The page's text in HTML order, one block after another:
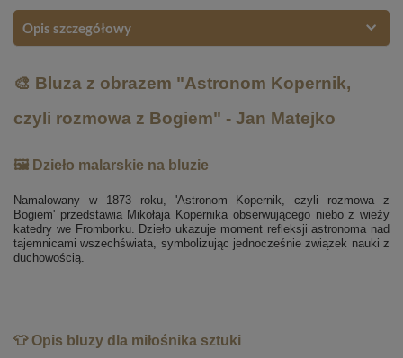
Opis szczegółowy
🎨 Bluza z obrazem "Astronom Kopernik,
czyli rozmowa z Bogiem" - Jan Matejko
🖼️ Dzieło malarskie na bluzie
Namalowany w 1873 roku, 'Astronom Kopernik, czyli rozmowa z
Bogiem' przedstawia Mikołaja Kopernika obserwującego niebo z wieży
katedry we Fromborku. Dzieło ukazuje moment refleksji astronoma nad
tajemnicami wszechświata, symbolizując jednocześnie związek nauki z
duchowością.
👕 Opis bluzy dla miłośnika sztuki